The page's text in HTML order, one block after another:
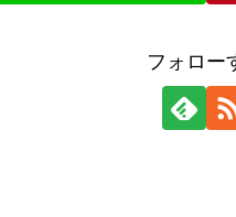
フォロー